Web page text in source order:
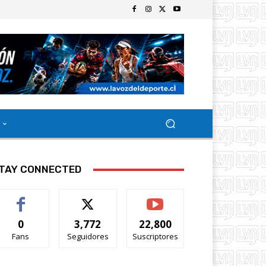
CONNECTED
0
Fans
3,772
Seguidores
22,800
Suscriptores